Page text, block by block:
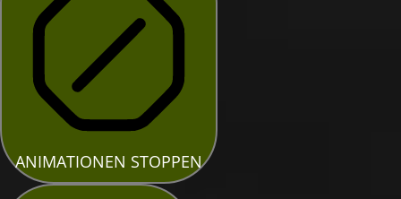
ANIMATIONEN STOPPEN